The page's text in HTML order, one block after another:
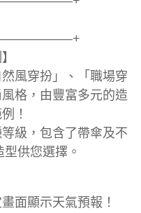
風穿扮」、「職場穿
格，由豐富多元的造
！
級，包含了帶傘及不
供您選擇。
面顯示天氣預報！